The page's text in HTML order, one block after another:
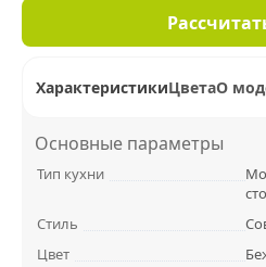
ХарактеристикиЦветаО
Основные параметры
Тип кухни
Стиль
Цвет